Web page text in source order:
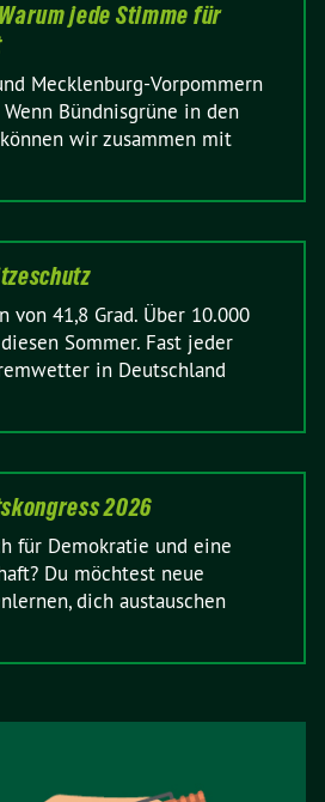
jede Stimme für
Mecklenburg-Vorpommern
Bündnisgrüne in den
wir zusammen mit
von 41,8 Grad. Über 10.000
Sommer. Fast jeder
in Deutschland
2026
für Demokratie und eine
Du möchtest neue
dich austauschen